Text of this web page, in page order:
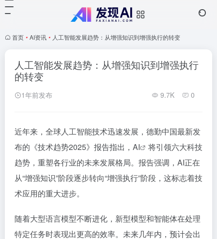
首页 • AI资讯 • 人工智能发展趋势：从增强知识到增强执行的转变
人工智能发展趋势：从增强知识到增强执行
的转变
1年前发布 9.7K 0
近年来，全球人工智能技术迅速发展，德勤中国最新发
布的《技术趋势2025》报告指出， AI
将引领六大科技
趋势，重塑各行业的未来发展格局。报告强调，AI正在
从“增强知识”阶段逐步转向“增强执行”阶段，这标志着技
术应用的重大进步。
随着大型语言模型不断进化，新型模型和智能体在处理
特定任务时表现出更高的效率。未来几年内，预计会出